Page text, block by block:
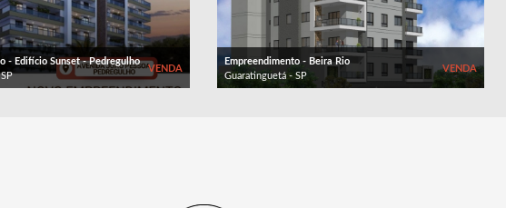
- Edifício Sunset - Pedregulho
VENDA
Empreendimento - Beira Rio
Guaratinguetá - SP
VENDA